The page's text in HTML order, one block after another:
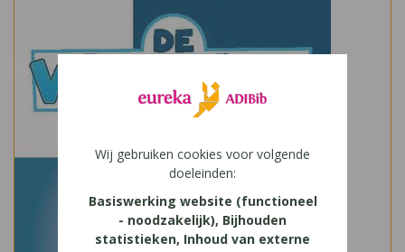
Wij gebruiken cookies voor volgende
doeleinden:
Basiswerking website (functioneel
- noodzakelijk), Bijhouden
statistieken, Inhoud van externe